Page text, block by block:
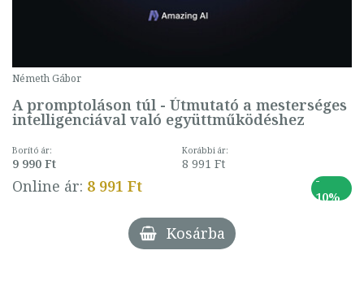
Németh Gábor
A promptoláson túl - Útmutató a mesterséges
intelligenciával való együttműködéshez
Borító ár:
9 990 Ft
Korábbi ár:
8 991 Ft
Online ár: 8 991 Ft
-
10%
Kosárba